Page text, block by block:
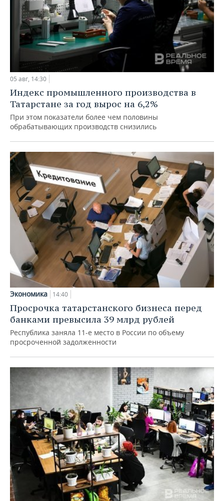
05 авг, 14:30
Индекс промышленного производства в
Татарстане за год вырос на 6,2%
При этом показатели более чем половины
обрабатывающих производств снизились
Экономика 14:40
Просрочка татарстанского бизнеса перед
банками превысила 39 млрд рублей
Республика заняла 11-е место в России по объему
просроченной задолженности